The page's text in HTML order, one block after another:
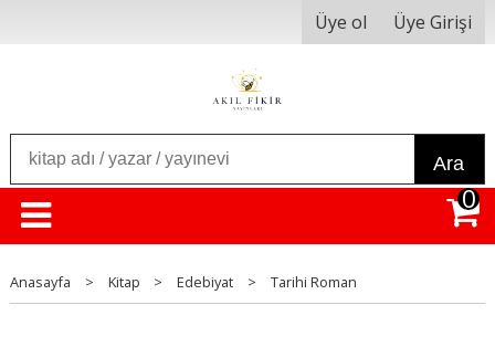
Üye ol Üye Girişi
Ara
0
Anasayfa > Kitap > Edebiyat > Tarihi Roman